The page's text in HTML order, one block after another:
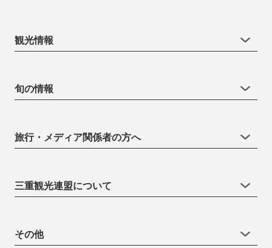
観光情報
旬の情報
旅行・メディア関係者の方へ
三重観光連盟について
その他